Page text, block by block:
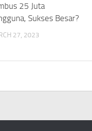
25 Juta
Sukses Besar?
27, 2023